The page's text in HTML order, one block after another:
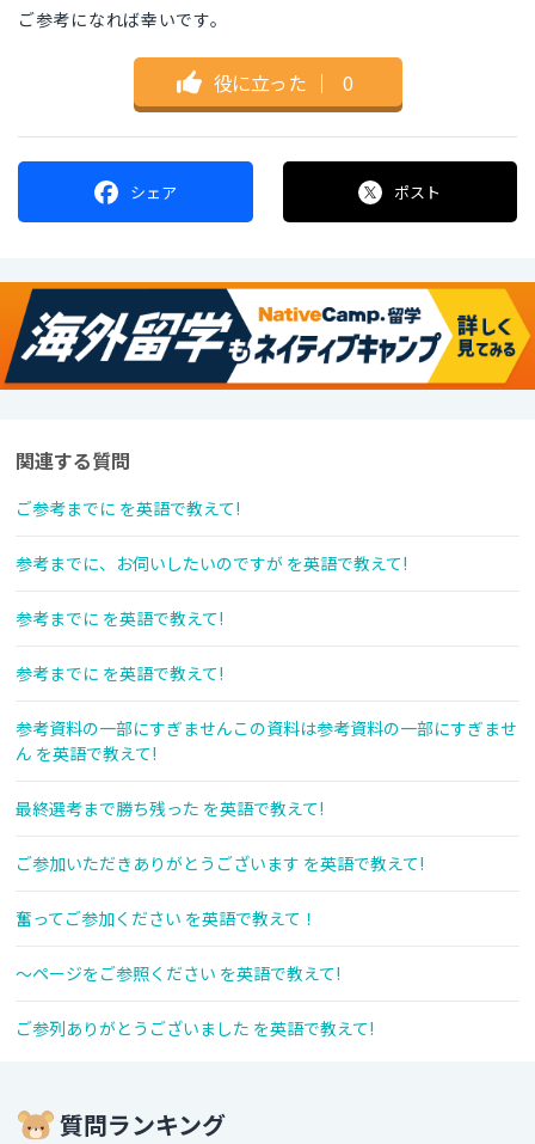
ご参考になれば幸いです。
役に立った ｜ 0
シェア ポスト
関連する質問
ご参考までに を英語で教えて!
参考までに、お伺いしたいのですが を英語で教えて!
参考までに を英語で教えて!
参考までに を英語で教えて!
参考資料の一部にすぎませんこの資料は参考資料の一部にすぎませ
ん を英語で教えて!
最終選考まで勝ち残った を英語で教えて!
ご参加いただきありがとうございます を英語で教えて!
奮ってご参加ください を英語で教えて！
〜ページをご参照ください を英語で教えて!
ご参列ありがとうございました を英語で教えて!
質問ランキング